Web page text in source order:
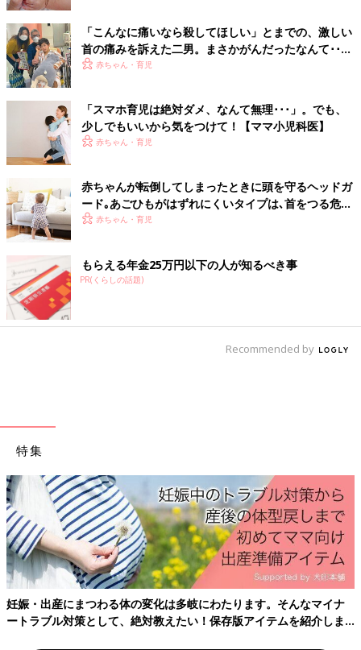
【鬱状態】
重要な機能を果たす自律神経が集中する首を長時間圧迫すること
で、副交換神経の働きを阻害し、頭痛やめまい、全身のだるさや
食欲不振、不眠などの症状を引き起こす場合もある。こういった
状況が長く続くと精神的にも悪影響が出て鬱症状を招くことがあ
る。
【美容への悪影響】
うつむき加減姿勢でいることで頬や顎のラインがたるむ「スマホ
しれません。
また、スマホやパソコンが発するブルーライトを浴びると脳が活
性化し睡眠ホルモンが減少し代わりに食欲増進ホルモンが増加す
ると言われています。それが体重増加につながる可能性がありま
健康の悪化、不調が実はスマホ首が原因ということも考えられま
す。自分の状態をチェックして首に負担をかけない姿勢や改善方
法を見直しましょう。
あなたは大丈夫？スマホ首をチェックしてみよう！
・１日１時間以上スマホを利用している
・目が疲れやすい
・猫背で・よく頭痛になる
・肩が上がらない
＜首チェック＞
1．壁に背中をつけてまっすぐ立ちます
2．かかとを壁にくっつけます
3．背中を壁にくっつけます
4．顎を引きます
この時頭は壁にくっついていますか？
「こんなに痛いなら殺してほしい」とまでの、激しい
首の痛みを訴えた二男。まさかがんだったなんて･･･
【脊髄腫瘍・体験談】
赤ちゃん・育児
「スマホ育児は絶対ダメ、なんて無理･･･」。でも、
少しでもいいから気をつけて！【ママ小児科医】
赤ちゃん・育児
赤ちゃんが転倒してしまったときに頭を守るヘッドガ
ード｡あごひもがはずれにくいタイプは､首をつる危険
性が【小児科医】
赤ちゃん・育児
もらえる年金25万円以下の人が知るべき事
PR(くらしの話題)
Recommended by
特集
体の変化は多岐にわたります。そんなマイナ
、絶対教えたい！保存版アイテムを紹介しま
産後はお世話で大忙
ておきたいことをわ